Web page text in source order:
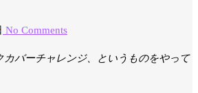
No Comments
カバーチャレンジ、というものをやって